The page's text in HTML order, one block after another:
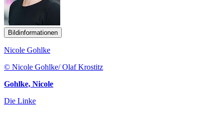
Bildinformationen
Nicole Gohlke
© Nicole Gohlke/ Olaf Krostitz
Gohlke, Nicole
Die Linke